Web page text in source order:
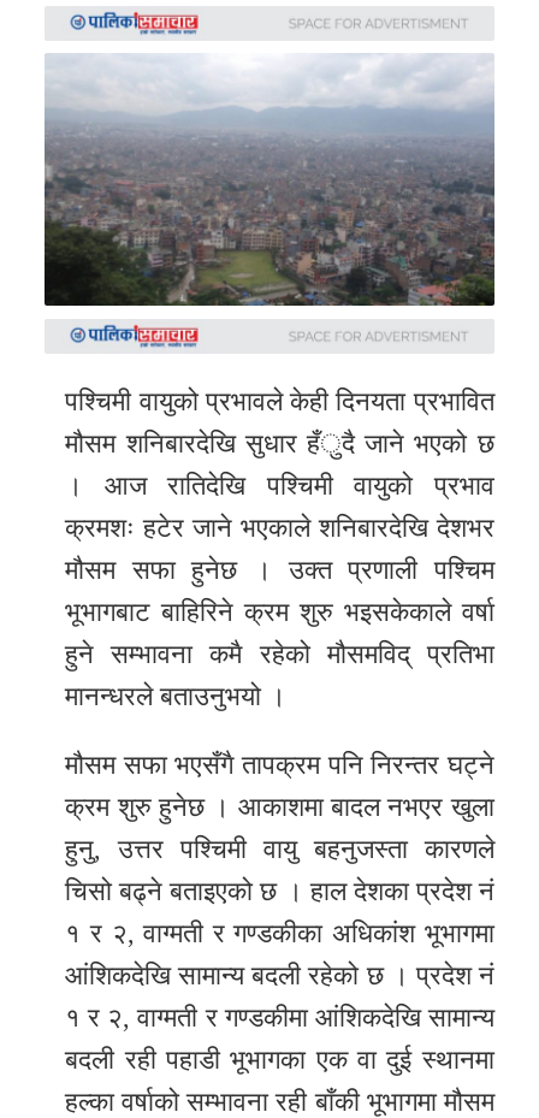
पालिका
समाचार
अन्तरवार्ता
फोटो
समाचार
भिडियो
समाचार
अन्य
समाचार
Preeti
unicode
स्थानीय
English
पश्चिमी वायुको प्रभावले केही दिनयता प्रभावित
मौसम शनिबारदेखि सुधार हँुदै जाने भएको छ
। आज रातिदेखि पश्चिमी वायुको प्रभाव
क्रमशः हटेर जाने भएकाले शनिबारदेखि देशभर
मौसम सफा हुनेछ । उक्त प्रणाली पश्चिम
भूभागबाट बाहिरिने क्रम शुरु भइसकेकाले वर्षा
हुने सम्भावना कमै रहेको मौसमविद् प्रतिभा
मानन्धरले बताउनुभयो ।
मौसम सफा भएसँगै तापक्रम पनि निरन्तर घट्ने
क्रम शुरु हुनेछ । आकाशमा बादल नभएर खुला
हुनु, उत्तर पश्चिमी वायु बहनुजस्ता कारणले
चिसो बढ्ने बताइएको छ । हाल देशका प्रदेश नं
१ र २, वाग्मती र गण्डकीका अधिकांश भूभागमा
आंशिकदेखि सामान्य बदली रहेको छ । प्रदेश नं
१ र २, वाग्मती र गण्डकीमा आंशिकदेखि सामान्य
बदली रही पहाडी भूभागका एक वा दुई स्थानमा
हल्का वर्षाको सम्भावना रही बाँकी भूभागमा मौसम